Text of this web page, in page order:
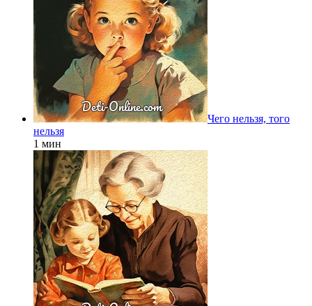
Чего нельзя, того
нельзя
1 мин